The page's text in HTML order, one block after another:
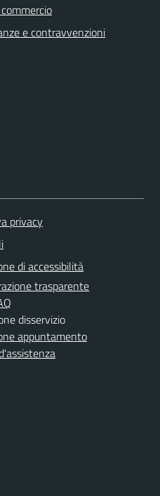
e contravvenzioni
privacy
di accessibilità
trasparente
disservizio
appuntamento